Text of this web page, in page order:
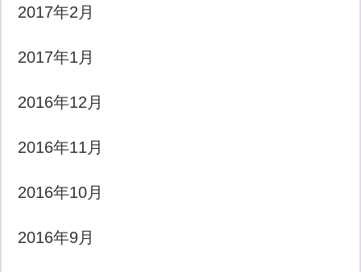
2017年2月
2017年1月
2016年12月
2016年11月
2016年10月
2016年9月